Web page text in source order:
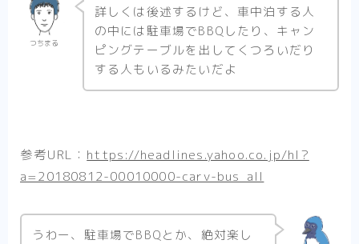
つちまる
詳しくは後述するけど、車中泊する人
の中には駐車場でBBQしたり、キャン
ピングテーブルを出してくつろいだり
する人もいるみたいだよ
参考URL： https://headlines.yahoo.co.jp/hl?
a=20180812-00010000-carv-bus_all
うわー、駐車場でBBQとか、絶対楽し